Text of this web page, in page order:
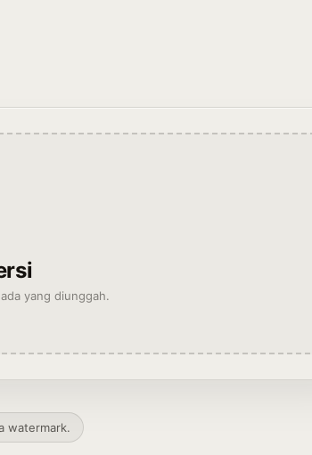
yang diunggah.
watermark.